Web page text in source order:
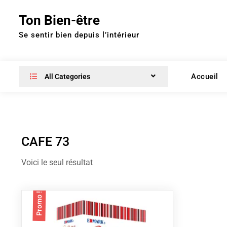
content
Ton Bien-être
Se sentir bien depuis l’intérieur
All Categories Accueil
CAFE 73
Voici le seul résultat
Promo !